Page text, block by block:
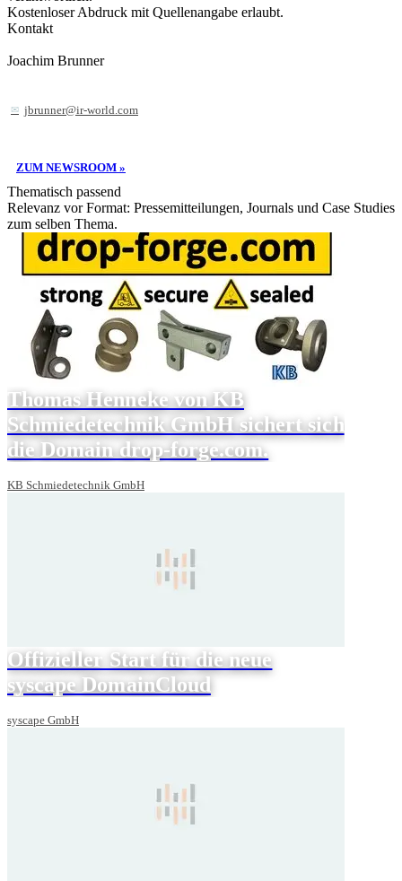
Kostenloser Abdruck mit Quellenangabe erlaubt.
Kontakt
Joachim Brunner
jbrunner@ir-world.com
ZUM NEWSROOM »
Thematisch passend
Relevanz vor Format: Pressemitteilungen, Journals und Case Studies
zum selben Thema.
Thomas Henneke von KB
Schmiedetechnik GmbH sichert sich
die Domain drop-forge.com.
KB Schmiedetechnik GmbH
Offizieller Start für die neue
syscape DomainCloud
syscape GmbH